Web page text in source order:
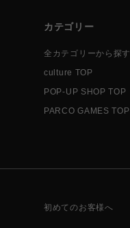
カテゴリー
全カテゴリーから探す
culture TOP
POP-UP SHOP TOP
PARCO GAMES TOP
初めてのお客様へ